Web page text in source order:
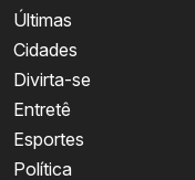
Últimas
Cidades
Divirta-se
Entretê
Esportes
Política